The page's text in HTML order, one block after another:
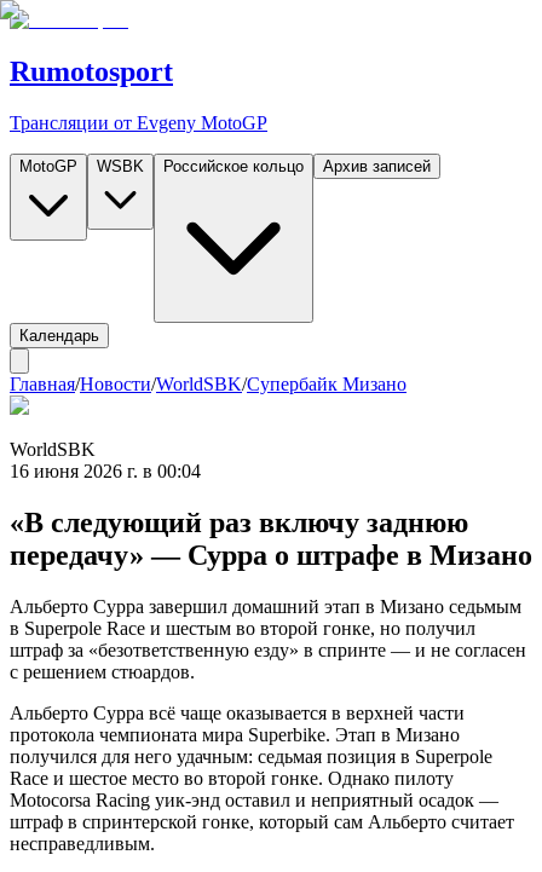
Rumotosport
Трансляции от Evgeny MotoGP
MotoGP WSBK Российское кольцо Архив записей
Календарь
Главная/Новости/WorldSBK/Супербайк Мизано
WorldSBK
16 июня 2026 г. в 00:04
«В следующий раз включу заднюю
передачу» — Сурра о штрафе в Мизано
Альберто Сурра завершил домашний этап в Мизано седьмым
в Superpole Race и шестым во второй гонке, но получил
штраф за «безответственную езду» в спринте — и не согласен
с решением стюардов.
Альберто Сурра всё чаще оказывается в верхней части
протокола чемпионата мира Superbike. Этап в Мизано
получился для него удачным: седьмая позиция в Superpole
Race и шестое место во второй гонке. Однако пилоту
Motocorsa Racing уик-энд оставил и неприятный осадок —
штраф в спринтерской гонке, который сам Альберто считает
несправедливым.